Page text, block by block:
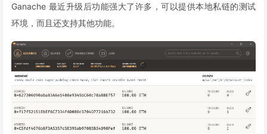
Ganache 最近升级后功能强大了许多，可以提供本地私链的测试
环境，而且还支持其他功能。